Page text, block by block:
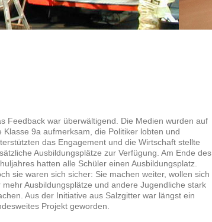
Feedback war überwältigend. Die Medien wurden auf
Klasse 9a aufmerksam, die Politiker lobten und
das Engagement und die Wirtschaft stellte
Ausbildungsplätze zur Verfügung. Am Ende des
hatten alle Schüler einen Ausbildungsplatz.
sie waren sich sicher: Sie machen weiter, wollen sich
mehr Ausbildungsplätze und andere Jugendliche stark
Aus der Initiative aus Salzgitter war längst ein
Projekt geworden.